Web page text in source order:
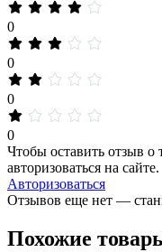
0
0
0
0
Чтобы оставить отзыв о
авторизоваться на сайте.
Авторизоваться
Отзывов еще нет —
Похожие